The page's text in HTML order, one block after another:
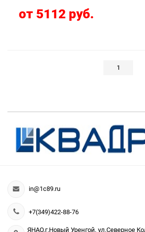
от 5112 руб.
1
in@1c89.ru
+7(349)422-88-76
ЯНАО,г.Новый Уренгой, ул.Северное